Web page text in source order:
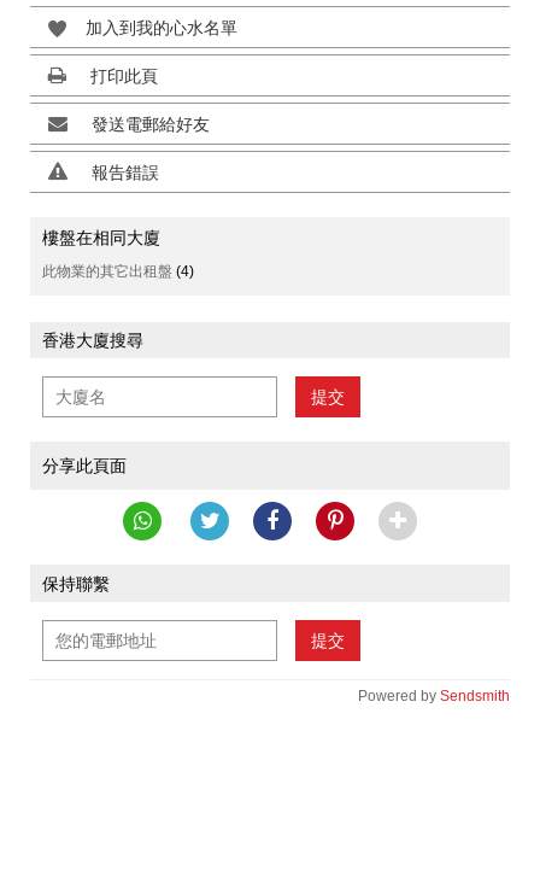
加入到我的心水名單
打印此頁
發送電郵給好友
報告錯誤
樓盤在相同大廈
此物業的其它出租盤 (4)
香港大廈搜尋
提交
分享此頁面
保持聯繫
提交
Powered by Sendsmith